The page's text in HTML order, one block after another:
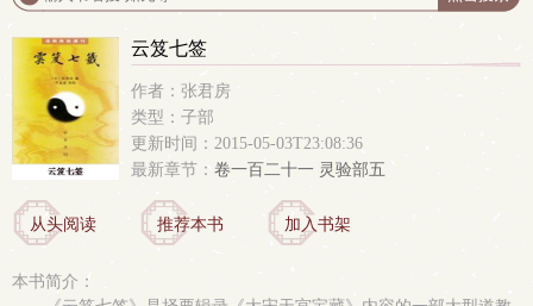
云笈七签
作者：张君房
类型：子部
更新时间：2015-05-03T23:08:36
最新章节： 卷一百二十一 灵验部五
从头阅读 推荐本书 加入书架
本书简介：